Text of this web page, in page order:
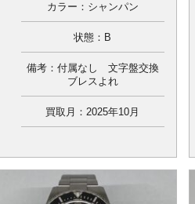
カラー：シャンパン
状態：B
備考：付属なし 文字盤交換
ブレスよれ
買取月：2025年10月